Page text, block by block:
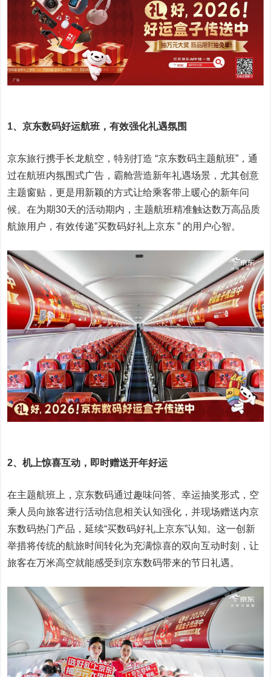
1、京东数码好运航班，有效强化礼遇氛围
京东旅行携手长龙航空，特别打造 “京东数码主题航班”，通
过在航班内氛围式广告，霸舱营造新年礼遇场景，尤其创意
主题窗贴，更是用新颖的方式让给乘客带上暖心的新年问
候。在为期30天的活动期内，主题航班精准触达数万高品质
航旅用户，有效传递”买数码好礼上京东 ” 的用户心智。
2、机上惊喜互动，即时赠送开年好运
在主题航班上，京东数码通过趣味问答、幸运抽奖形式，空
乘人员向旅客进行活动信息相关认知强化，并现场赠送内京
东数码热门产品，延续“买数码好礼上京东”认知。这一创新
举措将传统的航旅时间转化为充满惊喜的双向互动时刻，让
旅客在万米高空就能感受到京东数码带来的节日礼遇。